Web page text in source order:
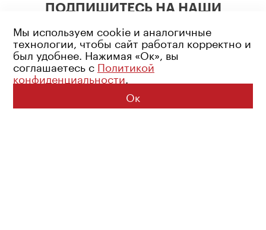
ПОДПИШИТЕСЬ НА НАШИ
Возрастное ограничение: 16+
Политика конфиденциальности
© 2026 Все права защищены
Мы используем cookie и аналогичные
технологии, чтобы сайт работал корректно и
был удобнее. Нажимая «Ок», вы
соглашаетесь с Политикой
конфиденциальности.
Ок